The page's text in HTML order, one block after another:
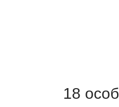
18